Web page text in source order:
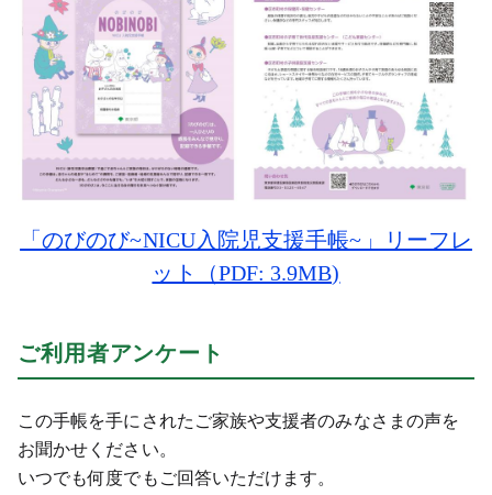
「のびのび~NICU入院児支援手帳~」リーフレ
ット（PDF: 3.9MB)
ご利用者アンケート
この手帳を手にされたご家族や支援者のみなさまの声を
お聞かせください。
いつでも何度でもご回答いただけます。